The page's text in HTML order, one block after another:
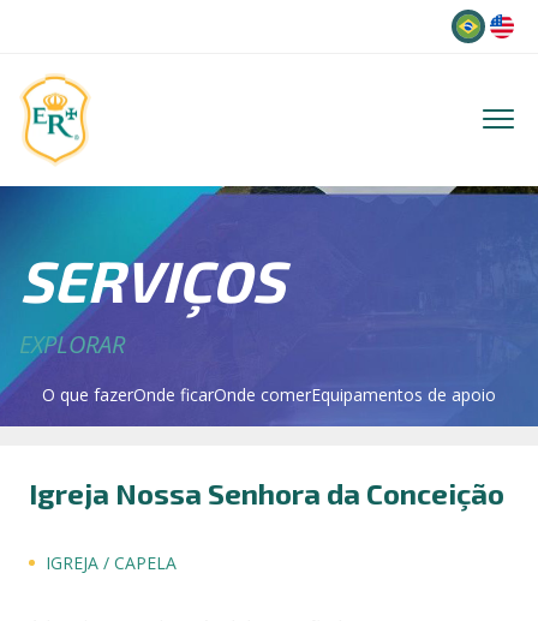
SERVIÇOS
EXPLORAR
O que fazerOnde ficarOnde comerEquipamentos de apoio
Igreja Nossa Senhora da Conceição
IGREJA / CAPELA